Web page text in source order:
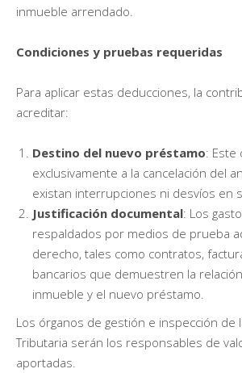
inmueble arrendado.
Condiciones y pruebas requeridas
Para aplicar estas deducciones, la
acreditar:
Destino del nuevo préstamo: Este
exclusivamente a la cancelación del
existan interrupciones ni desvíos en
Justificación documental: Los
respaldados por medios de prueba
derecho, tales como contratos,
bancarios que demuestren la
inmueble y el nuevo préstamo.
Los órganos de gestión e inspección de
Tributaria serán los responsables de
aportadas.